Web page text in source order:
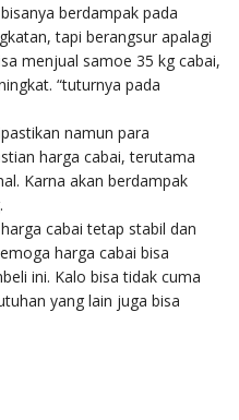
berdampak pada
tapi berangsur apalagi
menjual samoe 35 kg cabai,
“tuturnya pada
namun para
harga cabai, terutama
Karna akan berdampak
cabai tetap stabil dan
harga cabai bisa
ini. Kalo bisa tidak cuma
yang lain juga bisa